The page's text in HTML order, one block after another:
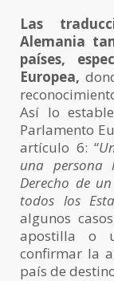
Las
Alemania
países,
Europea,
Así lo
Parlamento
artículo 6: “
una persona
Derecho de
todos los
algunos
apostilla o
confirmar la
país de